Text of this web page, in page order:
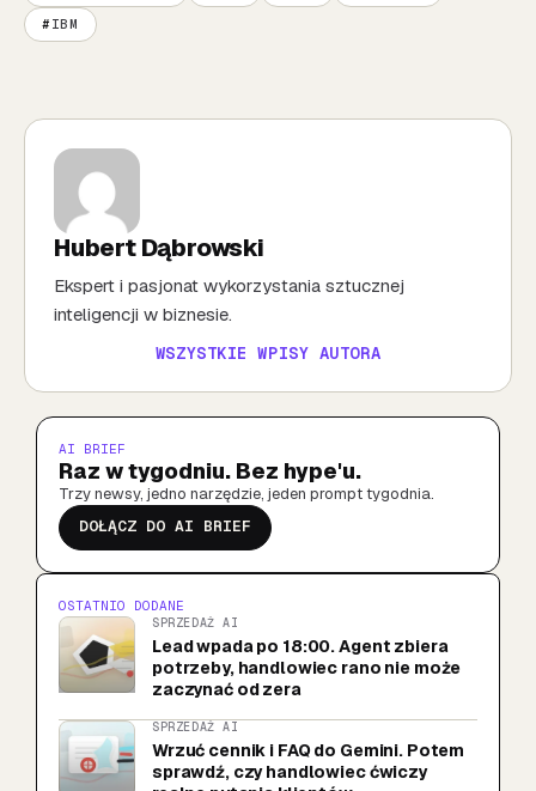
IBM
Hubert Dąbrowski
Ekspert i pasjonat wykorzystania sztucznej
inteligencji w biznesie.
WSZYSTKIE WPISY AUTORA
AI BRIEF
Raz w tygodniu. Bez hype'u.
Trzy newsy, jedno narzędzie, jeden prompt tygodnia.
DOŁĄCZ DO AI BRIEF
OSTATNIO DODANE
SPRZEDAŻ AI
Lead wpada po 18:00. Agent zbiera
potrzeby, handlowiec rano nie może
zaczynać od zera
SPRZEDAŻ AI
Wrzuć cennik i FAQ do Gemini. Potem
sprawdź, czy handlowiec ćwiczy